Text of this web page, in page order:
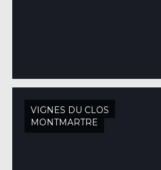
VIGNES DU CLOS
MONTMARTRE